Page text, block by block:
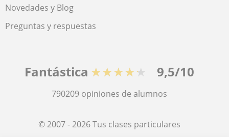
Novedades y Blog
Preguntas y respuestas
Fantástica ★★★★★ 9,5/10
790209 opiniones de alumnos
© 2007 - 2026 Tus clases particulares